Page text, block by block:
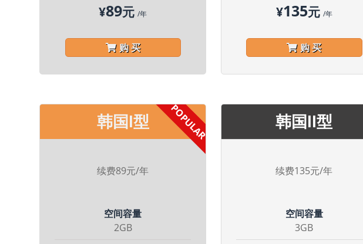
¥89元 /年
购 买
¥135元 /年
购 买
韩国I型
续费89元/年
空间容量
2GB
韩国II型
续费135元/年
空间容量
3GB